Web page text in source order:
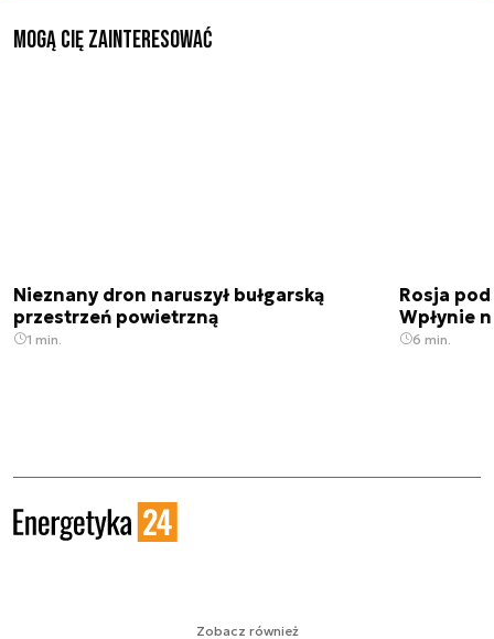
Mogą Cię zainteresować
Nieznany dron naruszył bułgarską
przestrzeń powietrzną
1 min.
Rosja
Wpłynie
6 min.
Zobacz również